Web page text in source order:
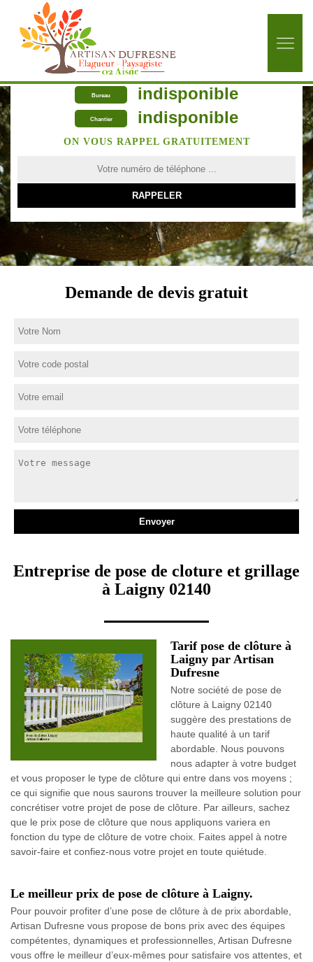
Bureau indisponible
Chantier indisponible
ON VOUS RAPPEL GRATUITEMENT
Demande de devis gratuit
Entreprise de pose de cloture et grillage
à Laigny 02140
Tarif pose de clôture à
Laigny par Artisan
Dufresne
Notre société de pose de
clôture à Laigny 02140
suggère des prestations de
haute qualité à un tarif
abordable. Nous pouvons
nous adapter à votre budget
et vous proposer le type de clôture qui entre dans vos moyens ;
ce qui signifie que nous saurons trouver la meilleure solution pour
concrétiser votre projet de pose de clôture. Par ailleurs, sachez
que le prix pose de clôture que nous appliquons variera en
fonction du type de clôture de votre choix. Faites appel à notre
savoir-faire et confiez-nous votre projet en toute quiétude.
Le meilleur prix de pose de clôture à Laigny.
Pour pouvoir profiter d’une pose de clôture à de prix abordable,
Artisan Dufresne vous propose de bons prix avec des équipes
compétentes, dynamiques et professionnelles, Artisan Dufresne
vous offre le meilleur d’eux-mêmes pour satisfaire vos attentes, et